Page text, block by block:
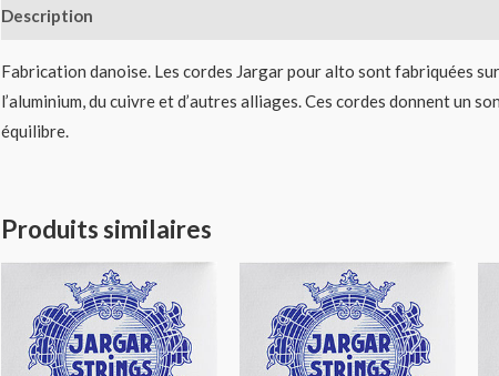
Description
Fabrication danoise. Les cordes Jargar pour alto sont fabriquées
l’aluminium, du cuivre et d’autres alliages. Ces cordes donnent un
équilibre.
Produits similaires